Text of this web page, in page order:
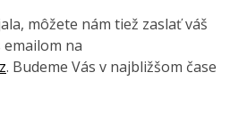
môžete nám tiež zaslať váš
na
. Budeme Vás v najbližšom čase